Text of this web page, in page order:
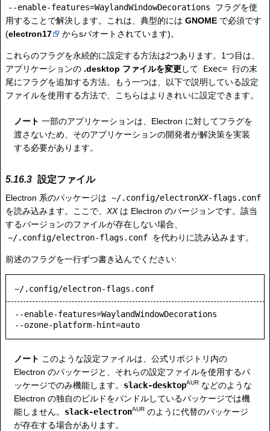
--enable-features=WaylandWindowDecorations
フラグを使
用することで解決します。これは、典型的には GNOME で必須です
(electron17 からsパオートされています)。
これらのフラグを永続的に設定する方法は2つあります。1つ目は、
アプリケーションの .desktop ファイルを変更して Exec= 行の末
尾にフラグを追加する方法。もう一つは、以下で説明している設定
ファイルを使用する方法で、こちらはよりきれいに設定できます。
ノート 一部のアプリケーションは、Electron に対してフラグを
渡さないため、そのアプリケーションの開発者が解決策を実装
する必要があります。
設定ファイル
Electron 系のパッケージは ~/.config/electronXX-flags.conf
を読み込みます。ここで、 XXは Electron のバージョンです。該当
するバージョンのファイルが存在しない場合、
~/.config/electron-flags.conf を代わりに読み込みます。
前述のフラグを一行ずつ書き込んでください:
~/.config/electron-flags.conf
--enable-features=WaylandWindowDecorations
--ozone-platform-hint=auto
ノート このような設定ファイルは、公式リポジトリ内の
Electron のパッケージと、それらの設定ファイルを使用するパ
ッケージでのみ機能します。 slack-desktopAUR などのような
Electron の独自のビルドをバンドルしているパッケージでは機
能しません。 slack-electronAUR のように代替のパッケージ
が存在する場合があります。